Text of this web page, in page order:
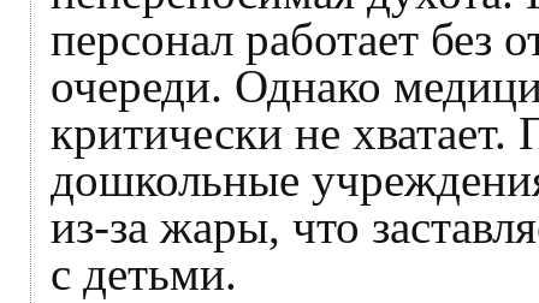
персонал работает без
очереди. Однако
критически не
дошкольные
из-за жары, что
с детьми.